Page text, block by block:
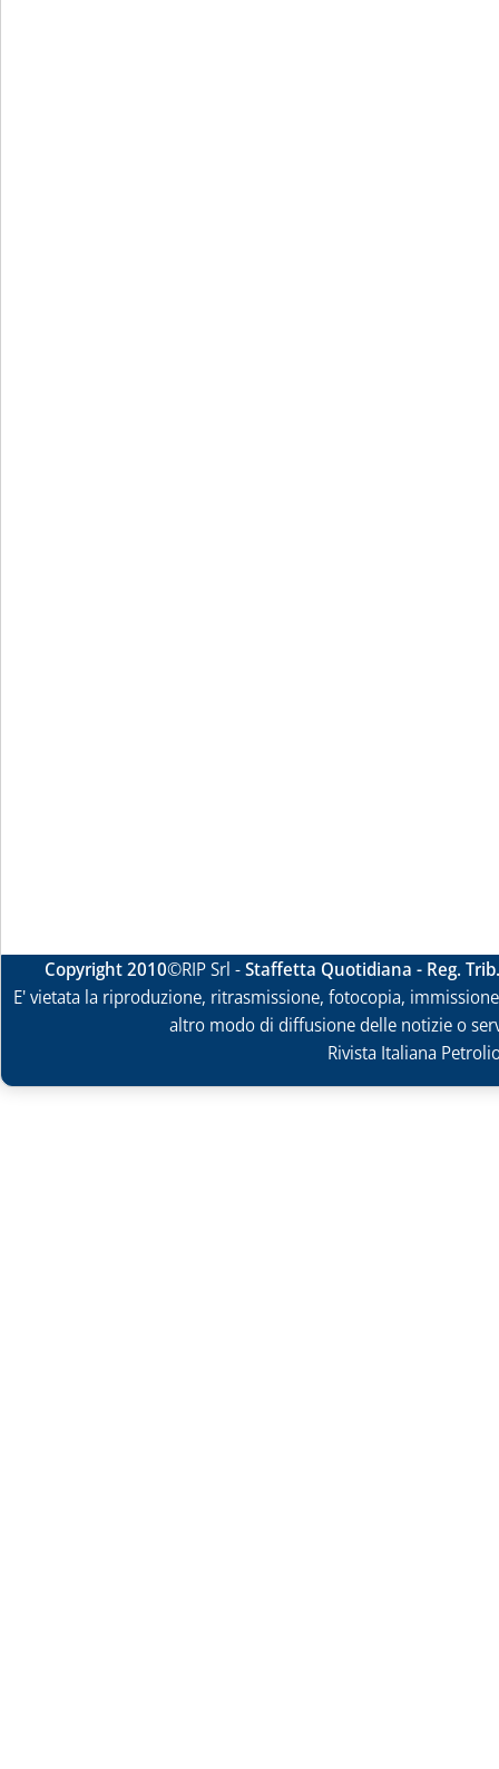
Copyright 2010©RIP Srl -Staffetta Quotidiana - Reg.
E' vietata la riproduzione, ritrasmissione, fotocopia,
altro modo di diffusione delle notizie o
Rivista Italiana